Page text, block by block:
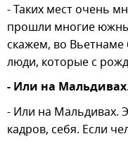
- Таких мест очень
прошли многие
скажем, во
люди, которые с
- Или на
- Или на Мальдивах.
кадров, себя. Если